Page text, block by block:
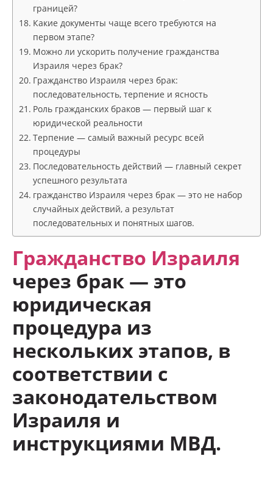
границей?
Какие документы чаще всего требуются на
первом этапе?
Можно ли ускорить получение гражданства
Израиля через брак?
Гражданство Израиля через брак:
последовательность, терпение и ясность
Роль гражданских браков — первый шаг к
юридической реальности
Терпение — самый важный ресурс всей
процедуры
Последовательность действий — главный секрет
успешного результата
гражданство Израиля через брак — это не набор
случайных действий, а результат
последовательных и понятных шагов.
Гражданство Израиля
через брак — это
юридическая
процедура из
нескольких этапов, в
соответствии с
законодательством
Израиля и
инструкциями МВД.